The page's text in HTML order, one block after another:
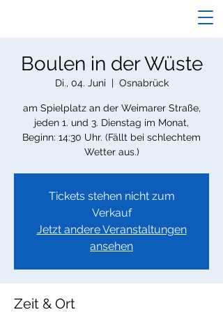
Boulen in der Wüste
Di., 04. Juni
  |
Osnabrück
am Spielplatz an der Weimarer Straße,
jeden 1. und 3. Dienstag im Monat,
Beginn: 14:30 Uhr. (Fällt bei schlechtem
Tickets stehen nicht zum
Verkauf
Jetzt andere Veranstaltungen
ansehen
Zeit & Ort